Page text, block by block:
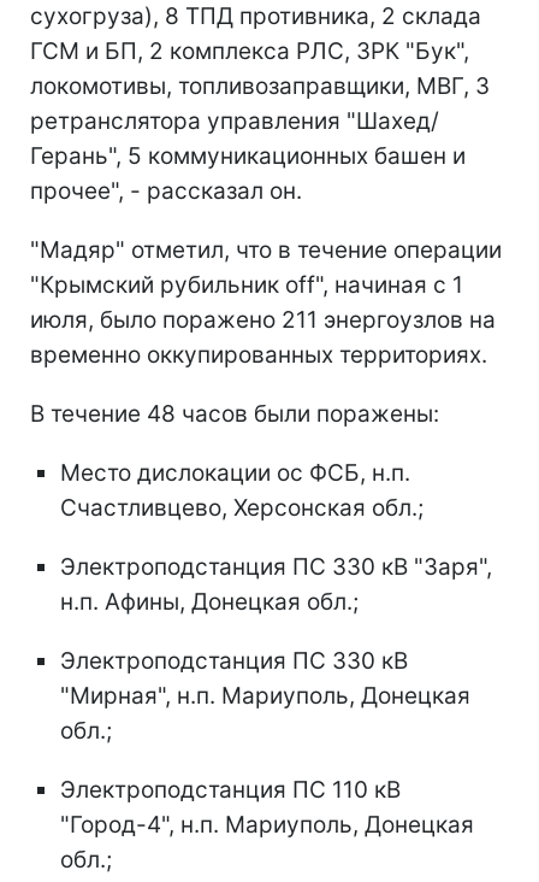
сухогруза), 8 ТПД противника, 2 склада
ГСМ и БП, 2 комплекса РЛС, ЗРК "Бук",
локомотивы, топливозаправщики, МВГ, 3
ретранслятора управления "Шахед/
Герань", 5 коммуникационных башен и
прочее", - рассказал он.
"Мадяр" отметил, что в течение операции
"Крымский рубильник off", начиная с 1
июля, было поражено 211 энергоузлов на
временно оккупированных территориях.
В течение 48 часов были поражены:
Место дислокации ос ФСБ, н.п.
Счастливцево, Херсонская обл.;
Электроподстанция ПС 330 кВ "Заря",
н.п. Афины, Донецкая обл.;
Электроподстанция ПС 330 кВ
"Мирная", н.п. Мариуполь, Донецкая
обл.;
Электроподстанция ПС 110 кВ
"Город-4", н.п. Мариуполь, Донецкая
обл.;